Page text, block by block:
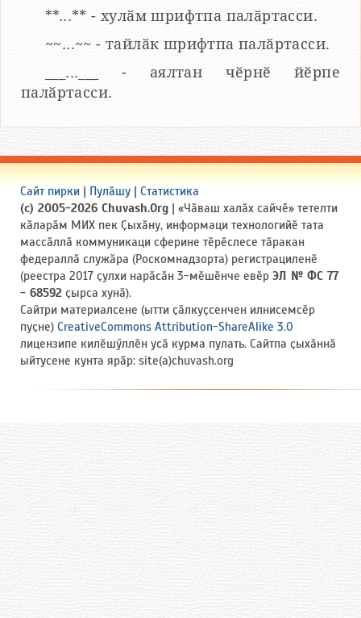
**...** - хулӑм шрифтпа палӑртасси.
~~...~~ - тайлӑк шрифтпа палӑртасси.
___...___ - аялтан чӗрнӗ йӗрпе
палӑртасси.
Сайт пирки | Пулӑшу | Статистика
(c) 2005-2026 Chuvash.Org | «Чӑваш халӑх сайчӗ» тетелти
кӑларӑм МИХ пек Ҫыхӑну, информаци технологийӗ тата
массӑллӑ коммуникаци сферине тӗрӗслесе тӑракан
федераллӑ служӑра (Роскомнадзорта) регистрациленӗ
(реестра 2017 ҫулхи нарӑсӑн 3-мӗшӗнче евӗр ЭЛ № ФС 77
- 68592 ҫырса хунӑ).
Сайтри материалсене (ытти ҫӑлкуҫсенчен илнисемсӗр
пуҫне) CreativeCommons Attribution-ShareAlike 3.0
лицензипе килӗшӳллӗн усӑ курма пулать. Сайтпа ҫыхӑннӑ
ыйтусене кунта ярӑр: site(a)chuvash.org